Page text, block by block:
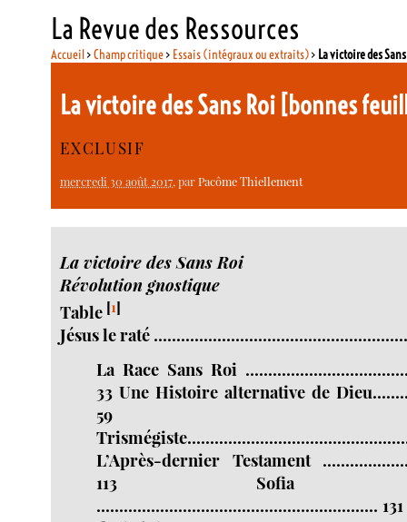
La Revue des Ressources
Accueil>Champ critique> Essais (intégraux ou extraits)> La victoire des
La victoire des Sans Roi [bonnes
EXCLUSIF
mercredi 30 août 2017, parPacôme Thiellement
La victoire des Sans Roi
Révolution gnostique
Table [1]
Jésus le raté
La Race Sans Roi
33 Une Histoire alternative de
59
L’Après-dernier Testament
113 Sofia
..............................................................